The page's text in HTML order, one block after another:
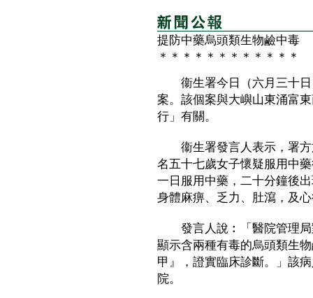
提防中藥烏頭類生物鹼中毒
＊＊＊＊＊＊＊＊＊＊＊＊
衞生署今日（六月三十日
案。該個案與大嶼山東涌富
行」有關。
衞生署發言人表示，署方
名五十七歲女子懷疑服用中
一日服用中藥，二十分鐘後
身體麻痹、乏力、肚瀉，及
發言人說︰「醫院管理局
顯示含兩種有毒的烏頭類生
甲』，證實臨床診斷。」該
院。